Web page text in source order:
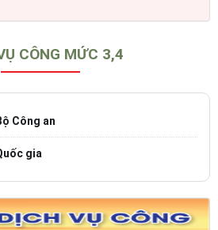
CÔNG MỨC 3,4
Công an
gia